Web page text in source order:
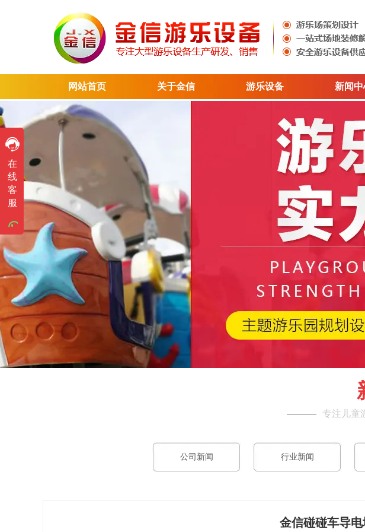
在
线
客
服
售前咨询
售前咨询
工作时间
周一至周六
8:30-17:30
网站首页 关于金信 游乐设备 新闻
专注儿童
公司新闻 行业新闻
金信碰碰车导